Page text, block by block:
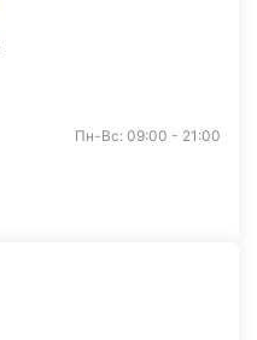
Пн-Вс: 09:00 - 21:00